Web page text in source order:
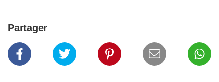
Partager